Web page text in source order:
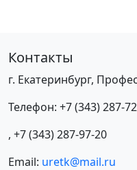
Контакты
г. Екатеринбург,
Телефон: +7 (343) 287-
, +7 (343) 287-97-20
Email: uretk@mail.ru